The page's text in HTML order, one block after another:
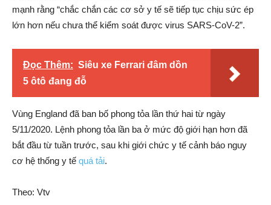
mạnh rằng “chắc chắn các cơ sở y tế sẽ tiếp tục chịu sức ép
lớn hơn nếu chưa thể kiểm soát được virus SARS-CoV-2”.
Đọc Thêm: Siêu xe Ferrari đâm dồn
5 ôtô đang đỗ
Vùng England đã ban bố phong tỏa lần thứ hai từ ngày
5/11/2020. Lệnh phong tỏa lần ba ở mức độ giới hạn hơn đã
bắt đầu từ tuần trước, sau khi giới chức y tế cảnh báo nguy
cơ hệ thống y tế quá tải.
Theo: Vtv